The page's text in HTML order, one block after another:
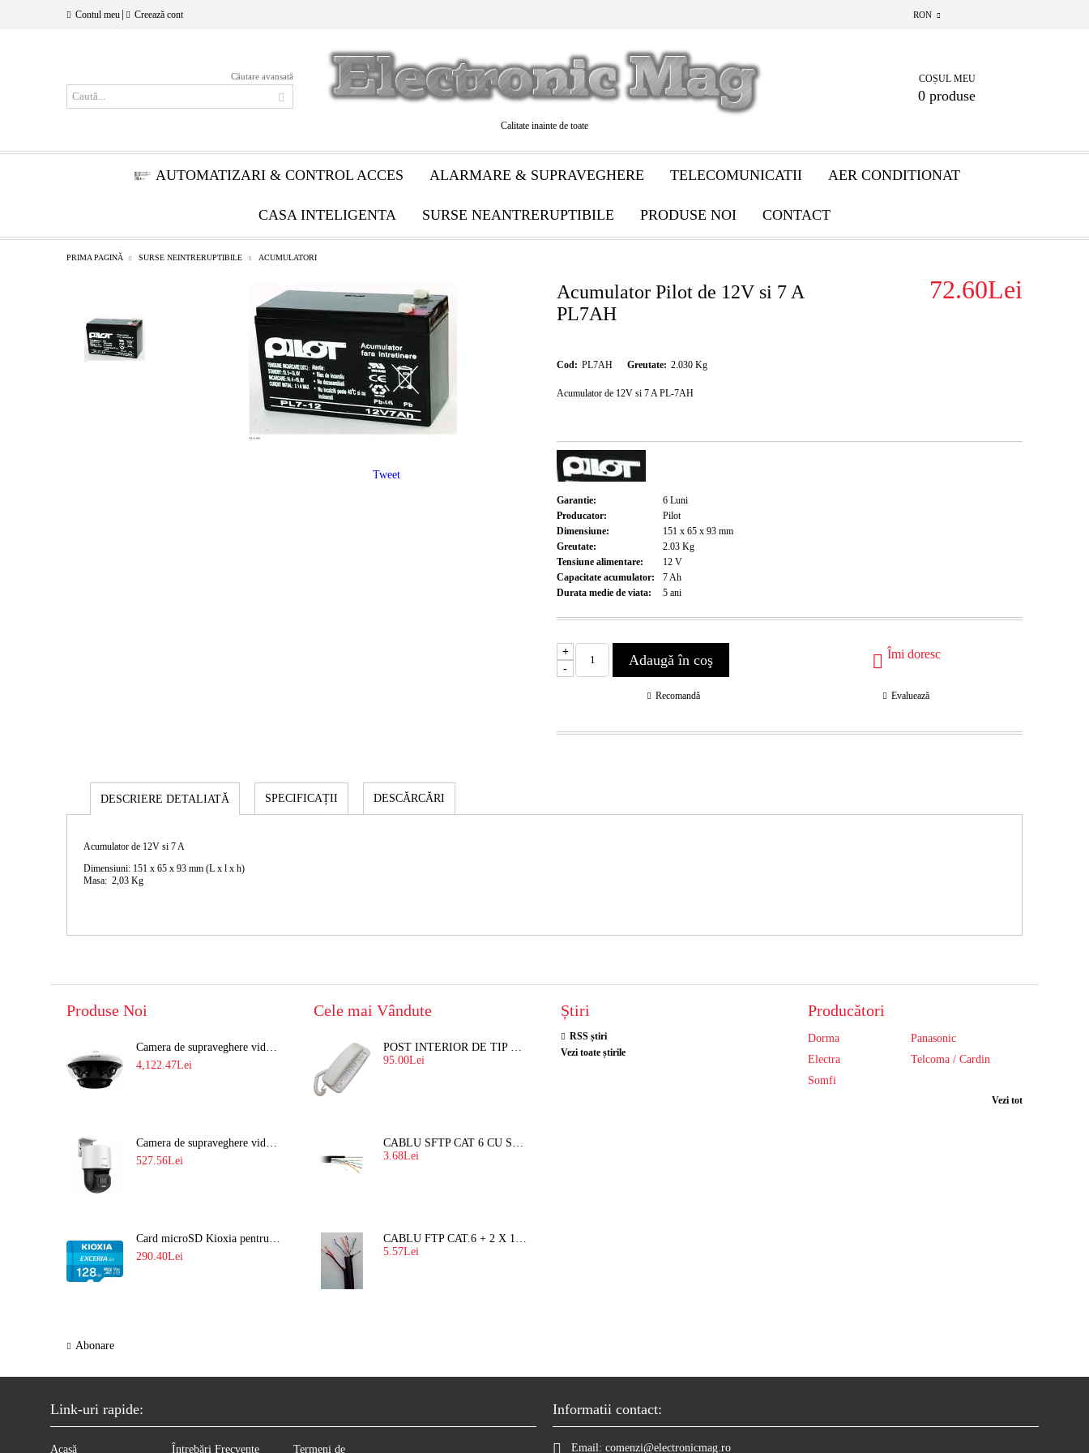
Contul meu Creează cont RON
Căutare avansată
Calitate inainte de toate
COȘUL MEU
0 produse
AUTOMATIZARI & CONTROL ACCES ALARMARE & SUPRAVEGHERE TELECOMUNICATII AER CONDITIONAT
CASA INTELIGENTA SURSE NEANTRERUPTIBILE PRODUSE NOI CONTACT
PRIMA PAGINĂ SURSE NEINTRERUPTIBILE ACUMULATORI
Acumulator Pilot de 12V si 7 A
PL7AH
72.60Lei
Cod: PL7AH Greutate: 2.030 Kg
Acumulator de 12V si 7 A PL-7AH
Garantie: 6 Luni
Producator:
Pilot
Dimensiune:
151 x 65 x 93 mm
Greutate:
2.03 Kg
Tensiune alimentare:
12 V
Capacitate acumulator:
7Ah
Durata medie de viata:
5 ani
+
-
Îmi doresc
Recomandă Evaluează
Tweet
DESCRIERE DETALIATĂ SPECIFICAȚII DESCĂRCĂRI
Acumulator de 12V si 7 A
Dimensiuni: 151 x 65 x 93 mm (L x l x h)
Masa: 2,03 Kg
Produse Noi
Camera de supraveghere video 8MP panoramica de exterior(4x2MP Stitched) Navaio NGC-7482PR
4,122.47Lei
Camera de supraveghere video IP PT 4MP cu lumina alba 30M si lentila fixa Hikvision DS-2DE2C400SCG-E F1
527.56Lei
Card microSD Kioxia pentru CCTV cu capacitate memorie 128GB Ultra HD 4K LMEX2L128GG2
290.40Lei
Abonare
Cele mai Vândute
POST INTERIOR DE TIP TELEFON RESEL, T8018 PENTRU INTERFON DE BLOC
95.00Lei
CABLU SFTP CAT 6 CU SUFA, DE EXTERIOR 8 FIRE X 0,56 MM
3.68Lei
CABLU FTP CAT.6 + 2 X 1.5 MM2 ( LITAT ) CU SUFA
5.57Lei
Știri
RSS știri
Vezi toate știrile
Producători
Dorma
Panasonic
Electra
Telcoma / Cardin
Somfi
Vezi tot
Link-uri rapide:
Acasă Întrebări Frecvente Termeni de
Informatii contact:
Email: comenzi@electronicmag.ro